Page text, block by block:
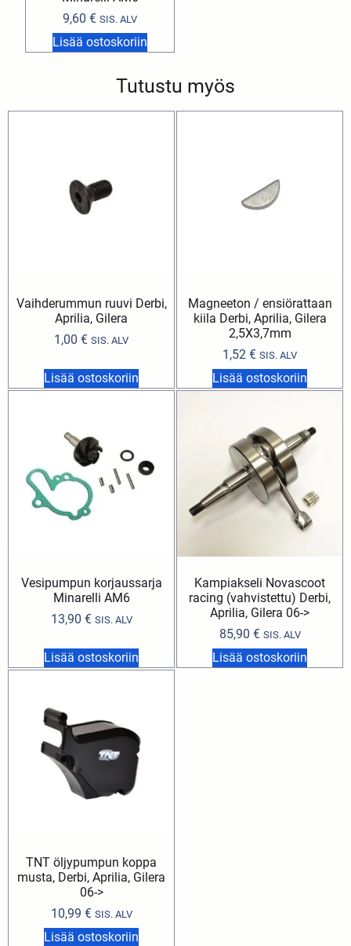
9,60€ SIS. ALV
Lisää ostoskoriin
Tutustu myös
Vaihderummun ruuvi Derbi,
Aprilia, Gilera
1,00 € SIS. ALV
Lisää ostoskoriin
Magneeton / ensiörattaan
kiila Derbi, Aprilia, Gilera
2,5X3,7mm
1,52 € SIS. ALV
Lisää ostoskoriin
Vesipumpun korjaussarja
Minarelli AM6
13,90 € SIS. ALV
Lisää ostoskoriin
Kampiakseli Novascoot
racing (vahvistettu) Derbi,
Aprilia, Gilera 06->
85,90 € SIS. ALV
Lisää ostoskoriin
TNT öljypumpun koppa
musta, Derbi, Aprilia, Gilera
06->
10,99 € SIS. ALV
Lisää ostoskoriin